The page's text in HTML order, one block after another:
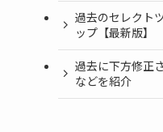
過去のセレクト
ップ【最新版】
過去に下方修正
などを紹介